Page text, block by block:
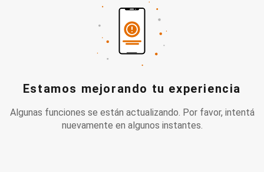
Estamos mejorando tu experiencia
Algunas funciones se están actualizando. Por favor, intentá
nuevamente en algunos instantes.